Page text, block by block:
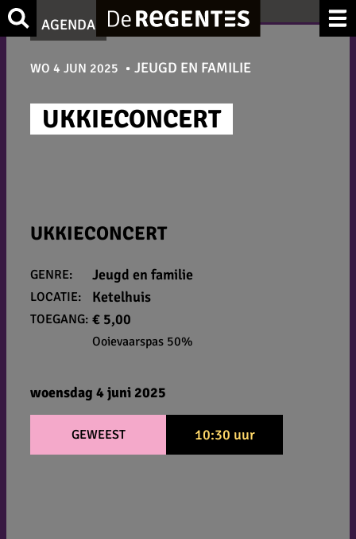
Ga
naar
Zoek
AGENDA
WO 4 JUN 2025 JEUGD EN FAMILIE
UKKIECONCERT
UKKIECONCERT
GENRE: Jeugd en familie
LOCATIE: Ketelhuis
TOEGANG: € 5,00
Ooievaarspas 50%
woensdag 4 juni 2025
GEWEEST 10:30 uur